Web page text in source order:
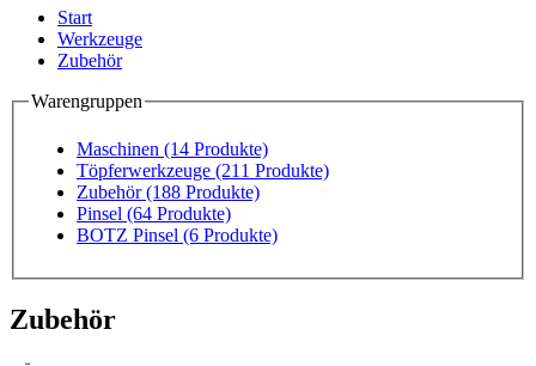
Start
Werkzeuge
Zubehör
Warengruppen
Maschinen (14 Produkte)
Töpferwerkzeuge (211 Produkte)
Zubehör(188 Produkte)
Pinsel (64 Produkte)
BOTZ Pinsel (6 Produkte)
Zubehör